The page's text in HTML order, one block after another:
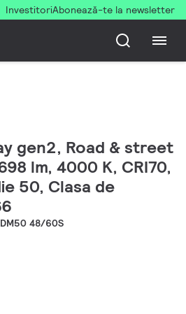
InvestitoriAbonează-te la newsletter
gen2, Road & street
lm, 4000 K, CRI70,
50, Clasa de
48/60S